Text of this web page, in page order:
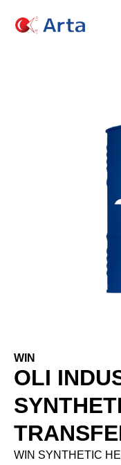
WIN
OLI
WIN SYNTHETIC